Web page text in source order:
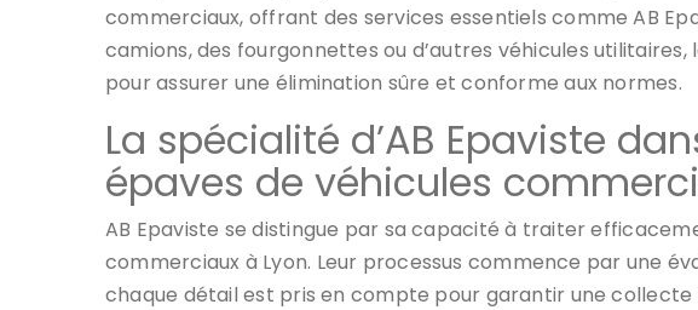
commerciaux, offrant des services essentiels comme AB
camions, des fourgonnettes ou d’autres véhicules
pour assurer une élimination sûre et conforme aux normes.
La spécialité d’AB Epaviste
épaves de véhicules
AB Epaviste se distingue par sa capacité à traiter
commerciaux à Lyon. Leur processus commence par une
chaque détail est pris en compte pour garantir une